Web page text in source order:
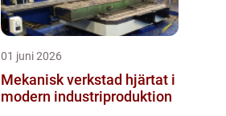
01 juni 2026
Mekanisk verkstad hjärtat i
modern industriproduktion